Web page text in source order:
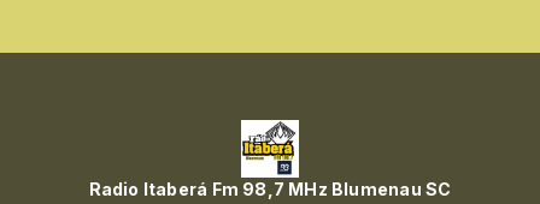
Radio Itaberá Fm 98,7 MHz Blumenau SC